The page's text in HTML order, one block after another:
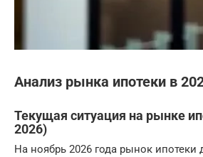
Анализ рынка ипотеки в
Текущая ситуация на рынке
2026)
На ноябрь 2026 года рынок ипотеки